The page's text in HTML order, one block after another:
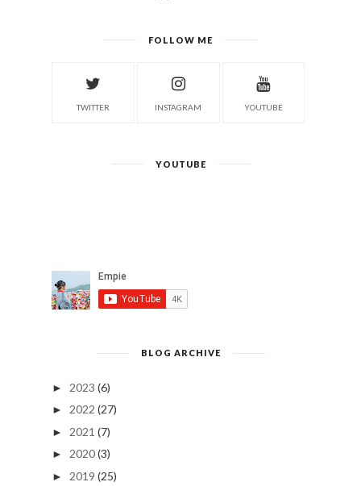
FOLLOW ME
TWITTER INSTAGRAM YOUTUBE
YOUTUBE
BLOG ARCHIVE
► 2023 (6)
► 2022 (27)
► 2021 (7)
► 2020(3)
► 2019 (25)